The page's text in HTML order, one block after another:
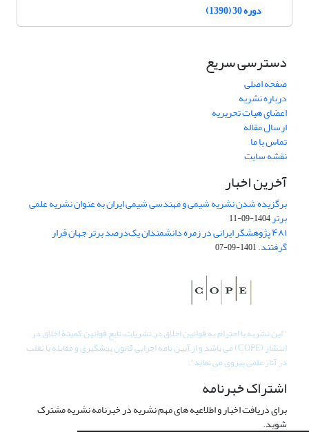
دوره 30 (1390)
دسترسی سریع
صفحه اصلی
درباره نشریه
اعضای هیات تحریریه
ارسال مقاله
تماس با ما
نقشه سایت
آخرین اخبار
برگزیده شدن نشریه شیمی و مهندسی شیمی ایران به عنوان نشریه علمی
برتر1404-09-11
۴۸۱ پژوهشگر ایرانی در زمره دانشمندان یک‌درصد برتر جهان قرار
گرفتند.1401-09-07
"این نشریه با احترام به قوانین اخلاق در نشریات، تابع قوانین کمیتۀ اخلاق در
انتشار (COPE) می باشد و از آیین نامه اجرایی قانون پیشگیری و مقابله با تقلب
در آثار علمی پیروی می نماید".
اشتراک خبرنامه
برای دریافت اخبار و اطلاعیه های مهم نشریه در خبرنامه نشریه مشترک
شوید.